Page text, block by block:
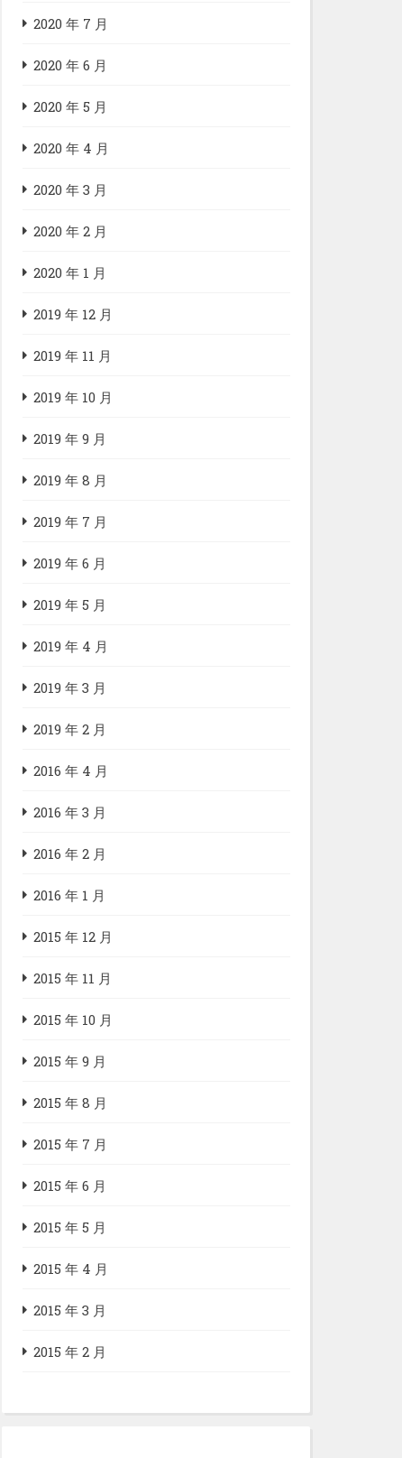
2020 年 7 月
2020 年 6 月
2020 年 5 月
2020 年 4 月
2020 年 3 月
2020 年 2 月
2020 年 1 月
2019 年 12 月
2019 年 11 月
2019 年 10 月
2019 年 9 月
2019 年 8 月
2019 年 7 月
2019 年 6 月
2019 年 5 月
2019 年 4 月
2019 年 3 月
2019 年 2 月
2016 年 4 月
2016 年 3 月
2016 年 2 月
2016 年 1 月
2015 年 12 月
2015 年 11 月
2015 年 10 月
2015 年 9 月
2015 年 8 月
2015 年 7 月
2015 年 6 月
2015 年 5 月
2015 年 4 月
2015 年 3 月
2015 年 2 月